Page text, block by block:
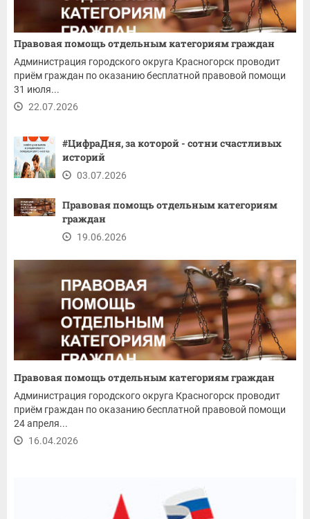
Правовая помощь отдельным категориям граждан
Администрация городского округа Красногорск проводит
приём граждан по оказанию бесплатной правовой помощи
31 июля...
22.07.2026
#ЦифраДня, за которой - сотни счастливых
историй
03.07.2026
Правовая помощь отдельным категориям
граждан
19.06.2026
Правовая помощь отдельным категориям граждан
Администрация городского округа Красногорск проводит
приём граждан по оказанию бесплатной правовой помощи
24 апреля...
16.04.2026